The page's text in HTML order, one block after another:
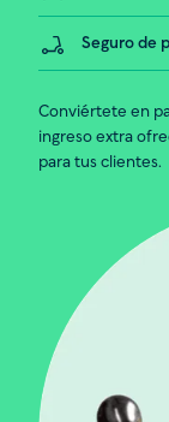
Seguro de
Conviértete en
ingreso extra
para tus clientes.